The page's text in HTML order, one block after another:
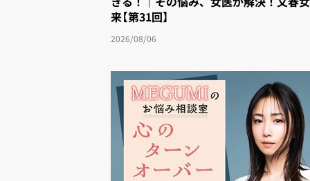
来【第31回】
2026/08/06